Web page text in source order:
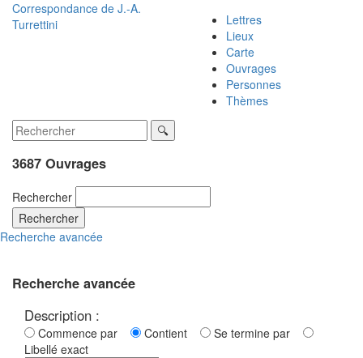
Correspondance de J.-A.
Turrettini
Lettres
Lieux
Carte
Ouvrages
Personnes
Thèmes
3687 Ouvrages
Rechercher
Rechercher
Recherche avancée
Recherche avancée
Description :
Commence par Contient
Se termine par
Libellé exact